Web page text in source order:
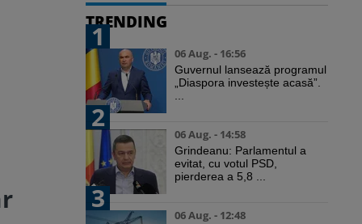
TRENDING
1
06 Aug. - 16:56
Guvernul lansează programul
„Diaspora investește acasă”.
2
06 Aug. - 14:58
Grindeanu: Parlamentul a
evitat, cu votul PSD,
pierderea a 5,8 ...
3
06 Aug. - 12:48